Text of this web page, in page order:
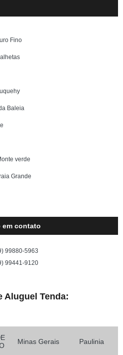
Fino
Baleia
verde
Grande
em contato
99880-5963
99441-9120
Aluguel Tenda:
Minas Gerais Paulinia